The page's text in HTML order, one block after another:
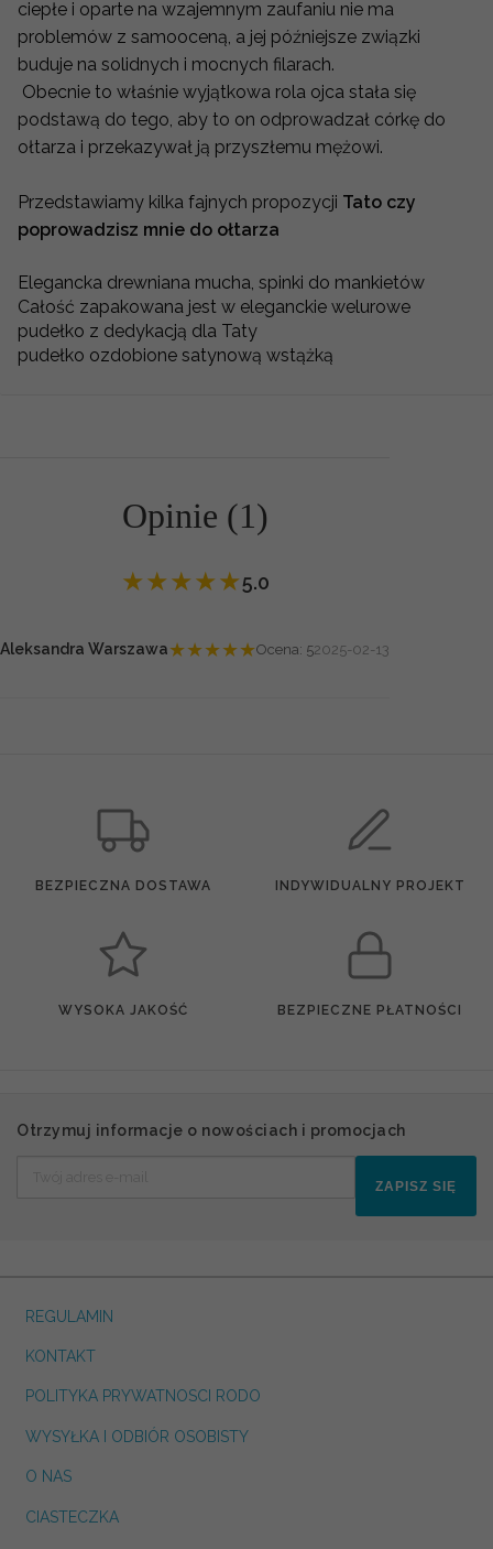
ciepłe i oparte na wzajemnym zaufaniu nie ma
problemów z samooceną, a jej późniejsze związki
buduje na solidnych i mocnych filarach.
Obecnie to właśnie wyjątkowa rola ojca stała się
podstawą do tego, aby to on odprowadzał córkę do
ołtarza i przekazywał ją przyszłemu mężowi.
Przedstawiamy kilka fajnych propozycji Tato czy
poprowadzisz mnie do ołtarza
Elegancka drewniana mucha, spinki do mankietów
Całość zapakowana jest w eleganckie welurowe
pudełko z dedykacją dla Taty
pudełko ozdobione satynową wstążką
Opinie (1)
★★★★★5.0
Aleksandra Warszawa★★★★★Ocena: 52025-02-13
BEZPIECZNA DOSTAWA INDYWIDUALNY PROJEKT
WYSOKA JAKOŚĆ BEZPIECZNE PŁATNOŚCI
Otrzymuj informacje o nowościach i promocjach
ZAPISZ SIĘ
REGULAMIN
KONTAKT
POLITYKA PRYWATNOSCI RODO
WYSYŁKA I ODBIÓR OSOBISTY
O NAS
CIASTECZKA